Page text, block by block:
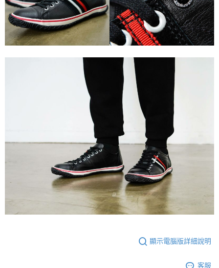
宅配
每筆NT$60
顯示電腦版詳細說明
客服